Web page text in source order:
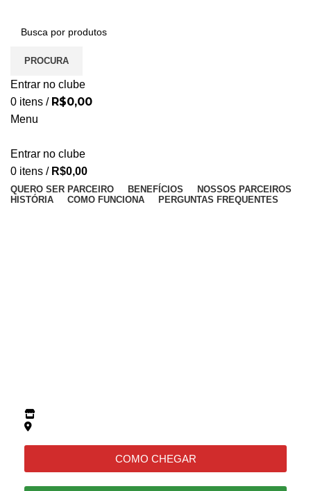
PROCURA
Entrar no clube
0 itens / R$0,00
Menu
Entrar no clube
0 itens / R$0,00
QUERO SER PARCEIRO BENEFÍCIOS
NOSSOS PARCEIROS
HISTÓRIA
COMO FUNCIONA PERGUNTAS FREQUENTES
COMO CHEGAR